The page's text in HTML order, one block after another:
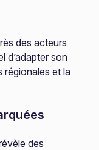
des acteurs
d’adapter son
régionales et la
des